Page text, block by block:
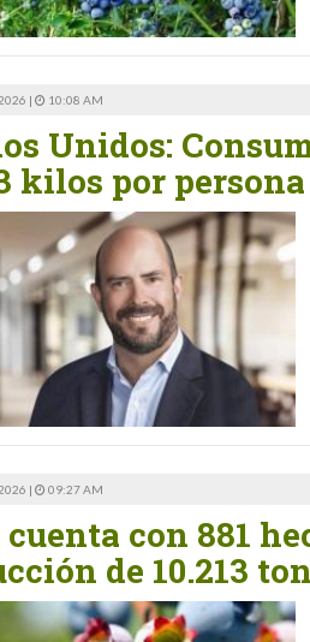
| 10:08 AM
Unidos:
kilos por
| 09:27 AM
con 881
de 10.213